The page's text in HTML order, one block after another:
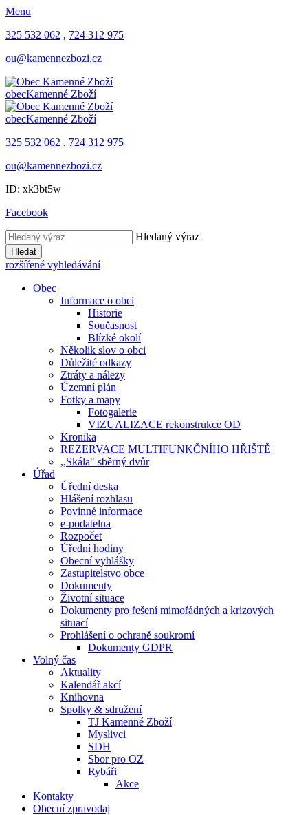
Menu
325 532 062 , 724 312 975
ou@kamennezbozi.cz
obecKamenné Zboží
obecKamenné Zboží
325 532 062 , 724 312 975
ou@kamennezbozi.cz
ID: xk3bt5w
Facebook
Hledaný výraz
Hledat
rozšířené vyhledávání
Obec
Informace o obci
Historie
Současnost
Blízké okolí
Několik slov o obci
Důležité odkazy
Ztráty a nálezy
Územní plán
Fotky a mapy
Fotogalerie
VIZUALIZACE rekonstrukce OD
Kronika
REZERVACE MULTIFUNKČNÍHO HŘIŠTĚ
,,Skála" sběrný dvůr
Úřad
Úřední deska
Hlášení rozhlasu
Povinné informace
e-podatelna
Rozpočet
Úřední hodiny
Obecní vyhlášky
Zastupitelstvo obce
Dokumenty
Životní situace
Dokumenty pro řešení mimořádných a krizových
situací
Prohlášení o ochraně soukromí
Dokumenty GDPR
Volný čas
Aktuality
Kalendář akcí
Knihovna
Spolky & sdružení
TJ Kamenné Zboží
Myslivci
SDH
Sbor pro OZ
Rybáři
Akce
Kontakty
Obecní zpravodaj